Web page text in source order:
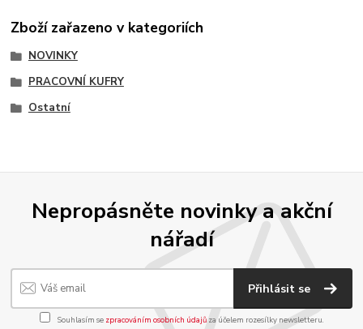
Zboží zařazeno v kategoriích
NOVINKY
PRACOVNÍ KUFRY
Ostatní
Nepropásněte novinky a akční
nářadí
Přihlásit se
Souhlasím se zpracováním osobních údajůza účelem rozesílky newsletteru.